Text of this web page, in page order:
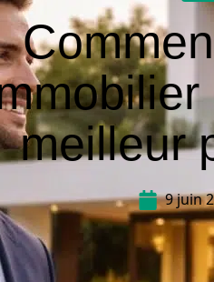
meilleur
9 juin